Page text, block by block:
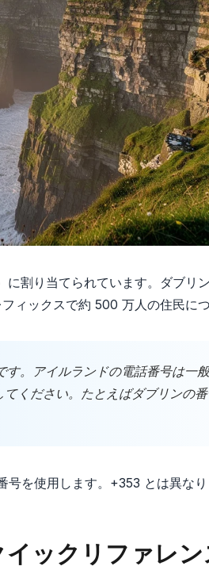
に割り当てられています。ダブリ
ィックスで約 500 万人の住民につ
す。アイルランドの電話番号は一
ください。たとえばダブリンの
号を使用します。+353 とは異なり
ックリファレン